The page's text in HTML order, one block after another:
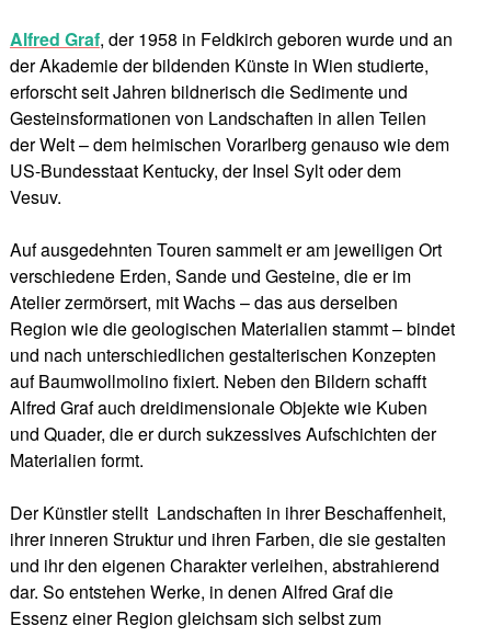
Alfred Graf, der 1958 in Feldkirch geboren wurde und an
der Akademie der bildenden Künste in Wien studierte,
erforscht seit Jahren bildnerisch die Sedimente und
Gesteinsformationen von Landschaften in allen Teilen
der Welt – dem heimischen Vorarlberg genauso wie dem
US-Bundesstaat Kentucky, der Insel Sylt oder dem
Vesuv.
Auf ausgedehnten Touren sammelt er am jeweiligen Ort
verschiedene Erden, Sande und Gesteine, die er im
Atelier zermörsert, mit Wachs – das aus derselben
Region wie die geologischen Materialien stammt – bindet
und nach unterschiedlichen gestalterischen Konzepten
auf Baumwollmolino fixiert. Neben den Bildern schafft
Alfred Graf auch dreidimensionale Objekte wie Kuben
und Quader, die er durch sukzessives Aufschichten der
Materialien formt.
Der Künstler stellt Landschaften in ihrer Beschaffenheit,
ihrer inneren Struktur und ihren Farben, die sie gestalten
und ihr den eigenen Charakter verleihen, abstrahierend
dar. So entstehen Werke, in denen Alfred Graf die
Essenz einer Region gleichsam sich selbst zum